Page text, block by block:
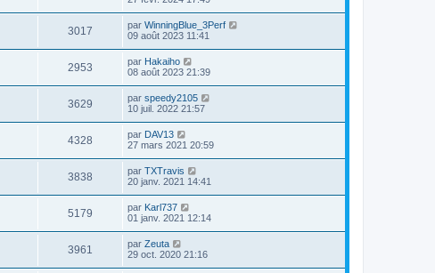
3017 par WinningBlue_3Perf
09 août 2023 11:41
2953 par Hakaiho
08 août 2023 21:39
3629 par speedy2105
10 juil. 2022 21:57
4328 par DAV13
27 mars 2021 20:59
3838 par TXTravis
20 janv. 2021 14:41
5179 par Karl737
01 janv. 2021 12:14
3961 par Zeuta
29 oct. 2020 21:16